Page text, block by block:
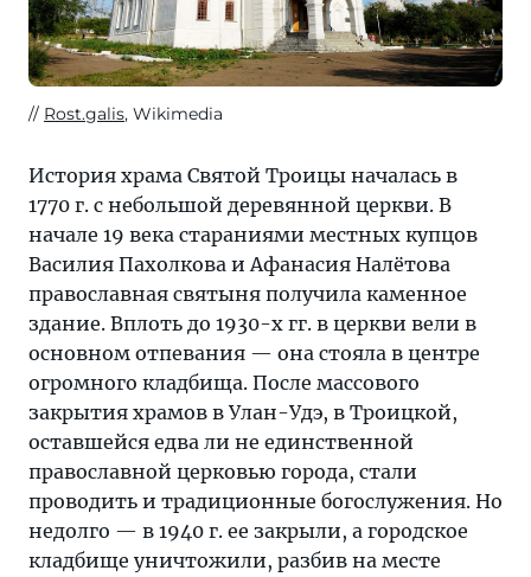
Rost.galis, Wikimedia
История храма Святой Троицы началась в
1770 г. с небольшой деревянной церкви. В
начале 19 века стараниями местных купцов
Василия Пахолкова и Афанасия Налётова
православная святыня получила каменное
здание. Вплоть до 1930-х гг. в церкви вели в
основном отпевания — она стояла в центре
огромного кладбища. После массового
закрытия храмов в Улан-Удэ, в Троицкой,
оставшейся едва ли не единственной
православной церковью города, стали
проводить и традиционные богослужения. Но
недолго — в 1940 г. ее закрыли, а городское
кладбище уничтожили, разбив на месте